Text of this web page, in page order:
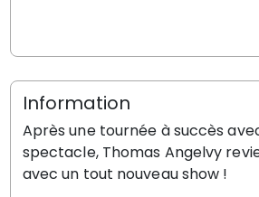
Information
Après une tournée à succès
spectacle, Thomas Angelvy
avec un tout nouveau show !